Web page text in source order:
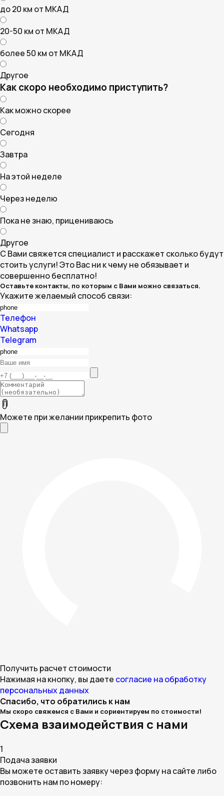
до 20 км от МКАД
20-50 км от МКАД
более 50 км от МКАД
Другое
Как скоро необходимо приступить?
Как можно скорее
Сегодня
Завтра
На этой неделе
Через неделю
Пока не знаю, прицениваюсь
Другое
С Вами свяжется специалист и расскажет сколько будут
стоить услуги! Это Вас ни к чему не обязывает и
совершенно бесплатно!
Оставьте контакты, по которым с Вами можно связаться.
Укажите желаемый способ связи:
Телефон
Whatsapp
Telegram
Можете при желании прикрепить фото
Получить расчет стоимости
Нажимая на кнопку, вы даете согласие на обработку
персональных данных
Спасибо, что обратились к нам
Мы скоро свяжемся с Вами и сориентируем по стоимости!
Схема взаимодействия с нами
1
Подача заявки
Вы можете оставить заявку через форму на сайте либо
позвонить нам по номеру: